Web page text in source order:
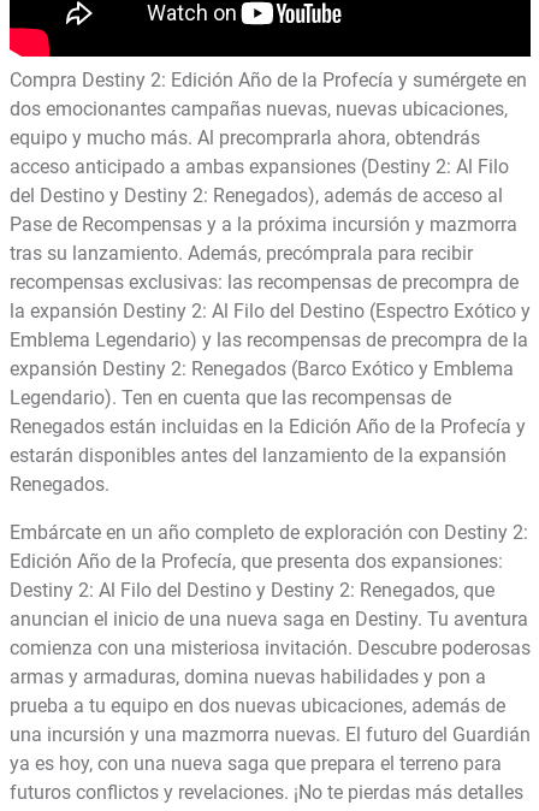
Compra Destiny 2: Edición Año de la Profecía y sumérgete en
dos emocionantes campañas nuevas, nuevas ubicaciones,
equipo y mucho más. Al precomprarla ahora, obtendrás
acceso anticipado a ambas expansiones (Destiny 2: Al Filo
del Destino y Destiny 2: Renegados), además de acceso al
Pase de Recompensas y a la próxima incursión y mazmorra
tras su lanzamiento. Además, precómprala para recibir
recompensas exclusivas: las recompensas de precompra de
la expansión Destiny 2: Al Filo del Destino (Espectro Exótico y
Emblema Legendario) y las recompensas de precompra de la
expansión Destiny 2: Renegados (Barco Exótico y Emblema
Legendario). Ten en cuenta que las recompensas de
Renegados están incluidas en la Edición Año de la Profecía y
estarán disponibles antes del lanzamiento de la expansión
Renegados.
Embárcate en un año completo de exploración con Destiny 2:
Edición Año de la Profecía, que presenta dos expansiones:
Destiny 2: Al Filo del Destino y Destiny 2: Renegados, que
anuncian el inicio de una nueva saga en Destiny. Tu aventura
comienza con una misteriosa invitación. Descubre poderosas
armas y armaduras, domina nuevas habilidades y pon a
prueba a tu equipo en dos nuevas ubicaciones, además de
una incursión y una mazmorra nuevas. El futuro del Guardián
ya es hoy, con una nueva saga que prepara el terreno para
futuros conflictos y revelaciones. ¡No te pierdas más detalles